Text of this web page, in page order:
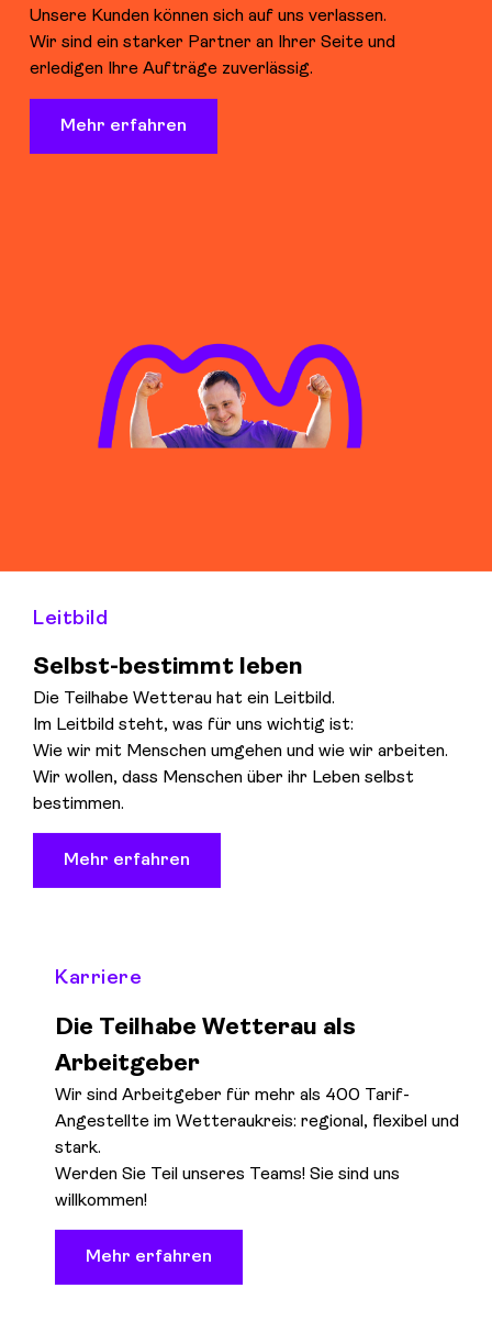
Unsere Kunden können sich auf uns verlassen.
Wir sind ein starker Partner an Ihrer Seite und
erledigen Ihre Aufträge zuverlässig.
Mehr erfahren
Leitbild
Selbst-bestimmt leben
Die Teilhabe Wetterau hat ein Leitbild.
Im Leitbild steht, was für uns wichtig ist:
Wie wir mit Menschen umgehen und wie wir arbeiten.
Wir wollen, dass Menschen über ihr Leben selbst
bestimmen.
Mehr erfahren
Karriere
Die Teilhabe Wetterau als
Arbeitgeber
Wir sind Arbeitgeber für mehr als 400 Tarif-
Angestellte im Wetteraukreis: regional, flexibel und
stark.
Werden Sie Teil unseres Teams! Sie sind uns
willkommen!
Mehr erfahren